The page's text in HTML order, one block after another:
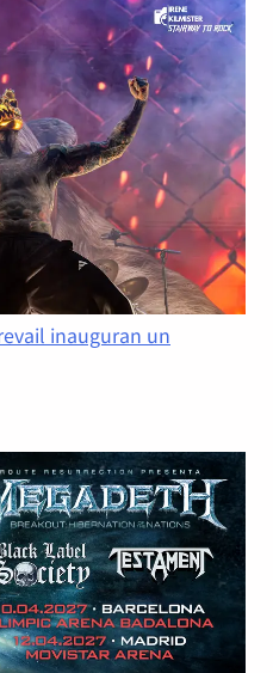
inauguran un